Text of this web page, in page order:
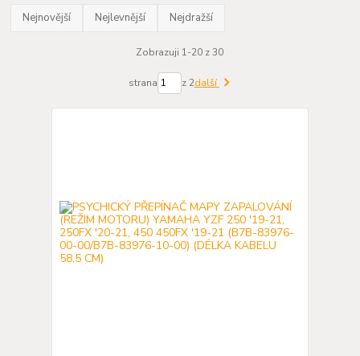
Nejnovější Nejlevnější Nejdražší
Zobrazuji 1-20 z 30
strana z 2další